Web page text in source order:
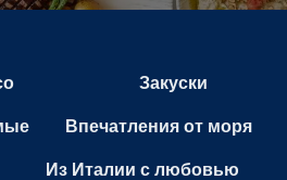
Закуски
Впечатления от моря
Из Италии с любовью